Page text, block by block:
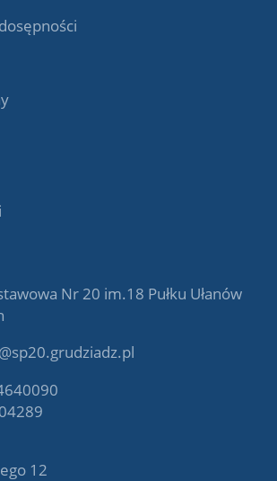
Nr 20 im.18 Pułku Ułanów
12